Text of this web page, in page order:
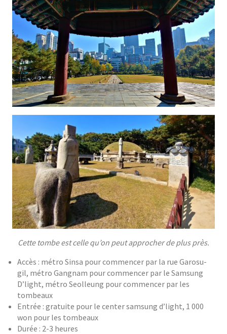
Cette tombe est celle qu’on peut approcher de plus près.
Accès : métro Sinsa pour commencer par la rue Garosu-
gil, métro Gangnam pour commencer par le Samsung
D’light, métro Seolleung pour commencer par les
tombeaux
Entrée : gratuite pour le center samsung d’light, 1 000
won pour les tombeaux
Durée : 2-3 heures